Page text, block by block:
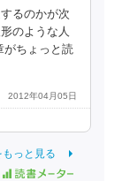
るのかが次
のような人
がちょっと読
2012年04月05日
っと見る